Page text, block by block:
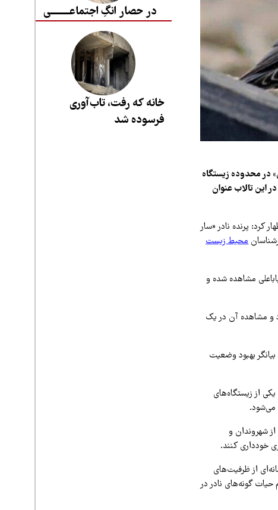
در محدوده زیستگاه
این تالاب عنوان
کرد: پرنده نادر «سار
محیط زیست
مشاهده شده و
و مشاهده آن در یک
بهبود وضعیت
از زیستگاه‌های
می‌شود.
شهروندان و
خودداری کنند.
از ظرفیت‌های
گونه‌های نادر در
در حصار انگِ اجتماعــــــــی
خانه که رفت، تاب‌آوری
فرسوده شد